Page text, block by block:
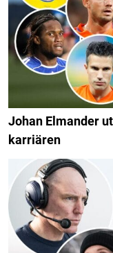
Johan Elmander
karriären